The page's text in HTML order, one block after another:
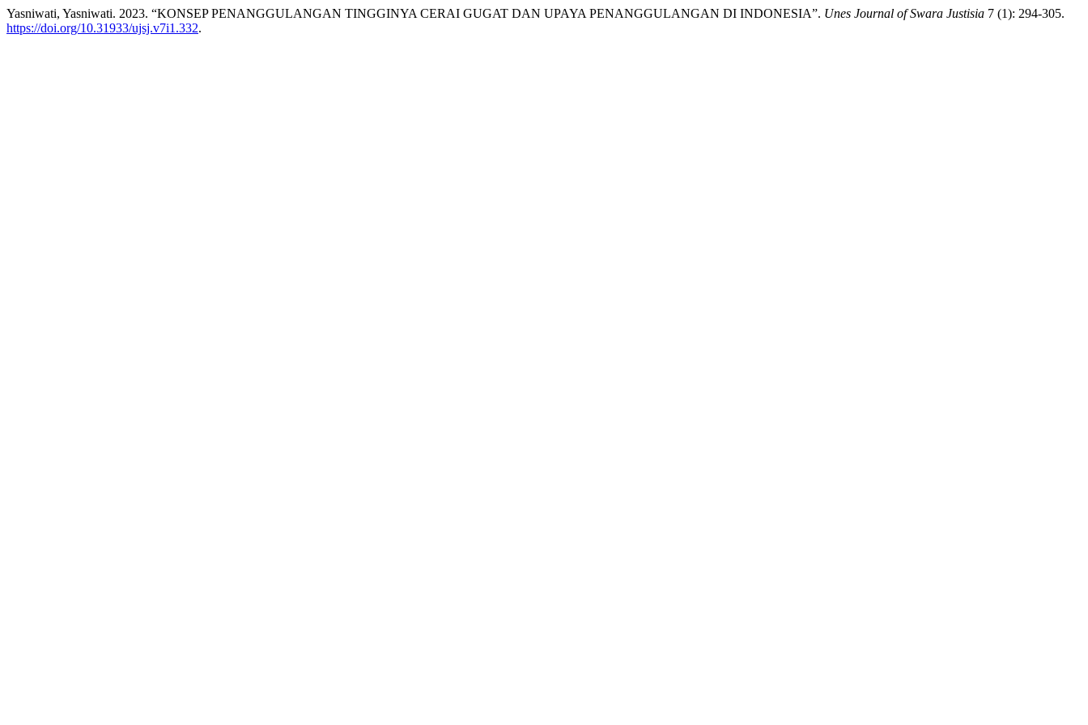
Yasniwati, Yasniwati. 2023. “KONSEP PENANGGULANGAN TINGGINYA CERAI GUGAT DAN UPAYA PENANGGULANGAN DI INDONESIA”. Unes Journal of Swara Justisia 7 (1): 294-305.
https://doi.org/10.31933/ujsj.v7i1.332.